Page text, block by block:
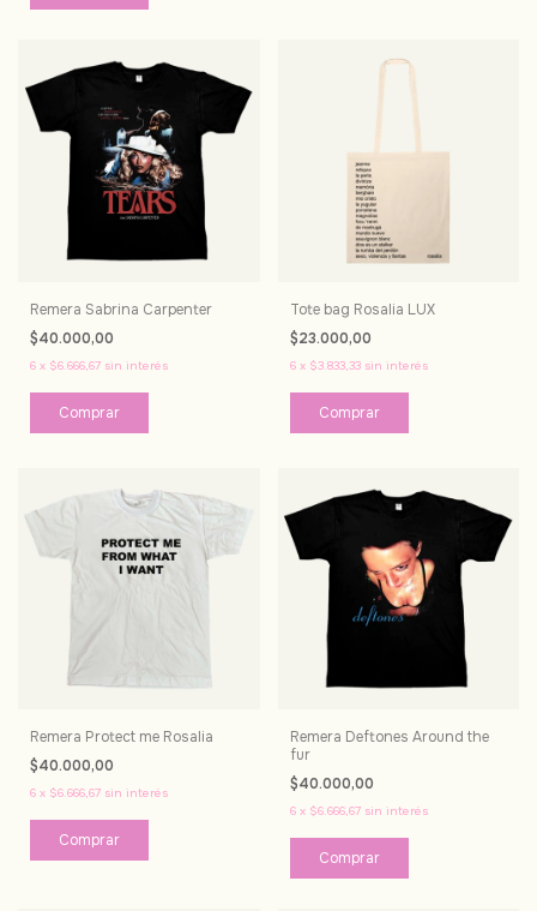
Remera Sabrina Carpenter
$40.000,00
6 x $6.666,67 sin interés
Comprar
Tote bag Rosalia LUX
$23.000,00
6 x $3.833,33 sin interés
Remera Protect me Rosalia
$40.000,00
6 x $6.666,67 sin interés
Comprar
Remera Deftones Around the
fur
$40.000,00
6 x $6.666,67 sin interés
Comprar